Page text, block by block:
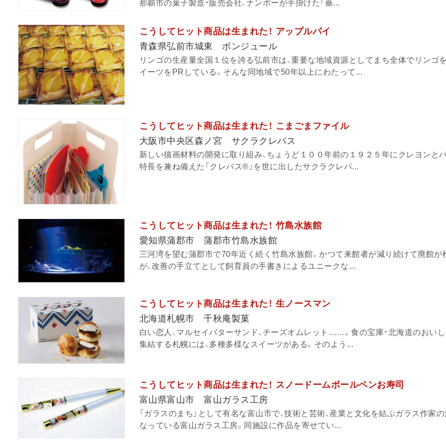
那覇市の菓子製造・販売会社、ナンポーが手掛けた「薔...
こうしてヒット商品は生まれた！ アップルパイ
青森県弘前市城東 ボンジュール
リンゴの生産量全国１位を誇る弘前市は、重要な地域資源としてまち全体でリンゴ
イーツをPRしている。そんな同地域で50年以上にわたって...
こうしてヒット商品は生まれた！ こまごまファイル
大阪市中央区森ノ宮 サクラクレパス
新しい描画材料の開発に取り組み、ちょうど１００年前の１９２５年にクレヨンと
特長を兼ね備えた「クレパス®」を世に出したサクラクレパ...
こうしてヒット商品は生まれた！ 竹島水族館
愛知県蒲郡市 蒲郡市竹島水族館
三河湾を望む蒲郡市で70年近く続く竹島水族館。かつて来館者が減り続けて廃館が
が、改善の手立てとして飼育員の手書きによるユニークな...
こうしてヒット商品は生まれた！ 生ノースマン
北海道札幌市 千秋庵製菓
白い恋人、マルセイバターサンド、チーズオムレット……。食の宝庫・北海道のおい
集結する札幌には、多種多様なスイーツがある。そのよう...
こうしてヒット商品は生まれた！ スノードームボールペンお寿司
富山県富山市 富山ガラス工房
「ガラスのまち」として有名な富山市で、技術と芸術、産業と文化を結ぶガラス作家
なっている富山ガラス工房。同施設に作品を寄せてい...